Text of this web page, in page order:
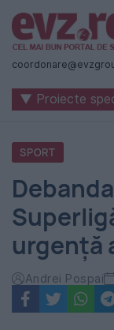
Știri
naționale
internaționale
România
-
Evenimentul
Zilei
▼ Proiecte
SPORT
urgență
Andrei Pospai